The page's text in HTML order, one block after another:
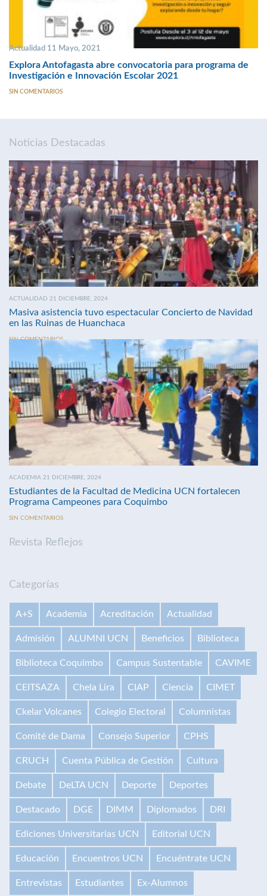
Actualidad 11 Mayo, 2021
Explora Antofagasta abre convocatoria para programa de
Investigación e Innovación Escolar 2021
SIN COMENTARIOS
Noticias Destacadas
ACTUALIDAD 21 DICIEMBRE, 2024
Masiva asistencia tuvo espectacular Concierto de Navidad
en las Ruinas de Huanchaca
SIN COMENTARIOS
ACADEMIA 21 DICIEMBRE, 2024
Estudiantes de la Facultad de Medicina UCN fortalecen
Programa Campeones para Coquimbo
SIN COMENTARIOS
Revista Reflejos
Categorías
A+S Academia Acreditación Actualidad
Admisión ALUMNI UCN Beneficios Biblioteca
Biblioteca Coquimbo Campus Sustentable CAVIME
CEITSAZA Chela Lira CIAP Ciencia CIMET
Ckelar Volcanes Colegio Electoral Columnistas
Comité de Dama Consejo Superior CPHS
CRUCH Cuenta Pública de Gestión Cultura
Debate DeLTA UCN Deporte Deportes
Destacado DGE DIMM Diplomados DRI
Ediciones Universitarias UCN Editorial UCN
Educación Encuentros UCN Encuéntrate UCN
Entrevistas Estudiantes Ex-Alumnos